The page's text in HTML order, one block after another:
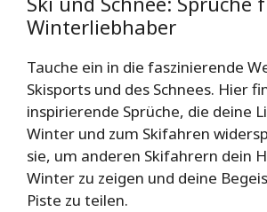
Winterliebhaber
Tauche ein in die faszinierende
Skisports und des Schnees. Hier
inspirierende Sprüche, die deine
Winter und zum Skifahren
sie, um anderen Skifahrern dein
Winter zu zeigen und deine
Piste zu teilen.